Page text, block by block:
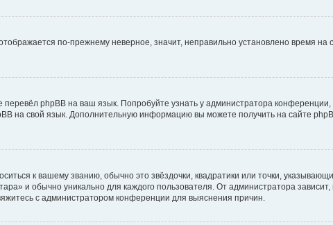
по-прежнему неверное, значит, неправильно установлено время
phpBB на ваш язык. Попробуйте узнать у администратора
на свой язык. Дополнительную информацию вы можете получить на сайте
к вашему званию, обычно это звёздочки, квадратики или точки,
и обычно уникально для каждого пользователя. От администратора
с администратором конференции для выяснения причин.